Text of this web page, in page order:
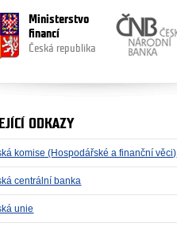
Ministerstvo
financí
Česká republika
ODKAZY
komise (Hospodářské a finanční věci)
centrální banka
unie